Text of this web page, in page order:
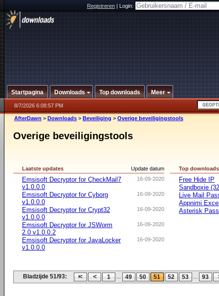
Registreren|Login:
Startpagina Downloads Top downloads Meer
8/7/2026 6:08:57 PM
AfterDawn > Downloads > Beveiliging > Overige beveiligingstools
Overige beveiligingstools
Update datum
Laatste updates
16-09-2020
Emsisoft Decryptor for CheckMail7
v1.0.0.0
16-09-2020
Emsisoft Decryptor for Cyborg
v1.0.0.0
16-09-2020
Emsisoft Decryptor for Crypt32
v1.0.0.0
16-09-2020
Emsisoft Decryptor for JSWorm
2.0 v1.0.0.2
16-09-2020
Emsisoft Decryptor for JavaLocker
v1.0.0.0
Top downloads
Free Hide IP
Sandboxie
Live Mail
Appnimi
Asterisk
Bladzijde 51/93: 1 ... 49 50 51 52 53 ... 93